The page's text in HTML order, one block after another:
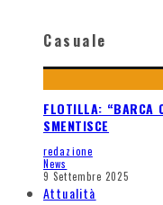
Casuale
FLOTILLA: “BARCA
SMENTISCE
redazione
News
9 Settembre 2025
Attualità